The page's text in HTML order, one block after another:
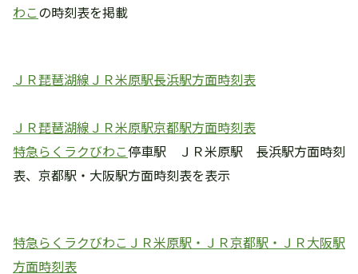
わこの時刻表を掲載
ＪＲ琵琶湖線ＪＲ米原駅長浜駅方面時刻表
ＪＲ琵琶湖線ＪＲ米原駅京都駅方面時刻表
特急らくラクびわこ停車駅 ＪＲ米原駅 長浜駅方面時刻
表、京都駅・大阪駅方面時刻表を表示
特急らくラクびわこＪＲ米原駅・ＪＲ京都駅・ＪＲ大阪駅
方面時刻表